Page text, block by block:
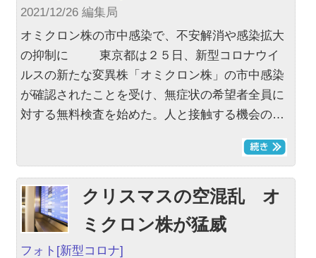
2021/12/26 編集局
オミクロン株の市中感染で、不安解消や感染拡大
の抑制に 東京都は２５日、新型コロナウイ
ルスの新たな変異株「オミクロン株」の市中感染
が確認されたことを受け、無症状の希望者全員に
対する無料検査を始めた。人と接触する機会の…
クリスマスの空混乱 オ
ミクロン株が猛威
フォト [新型コロナ]